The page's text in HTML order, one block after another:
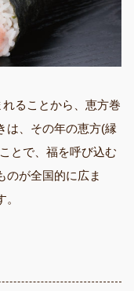
ることから、恵方巻
は、その年の恵方(縁
とで、福を呼び込む
のが全国的に広ま